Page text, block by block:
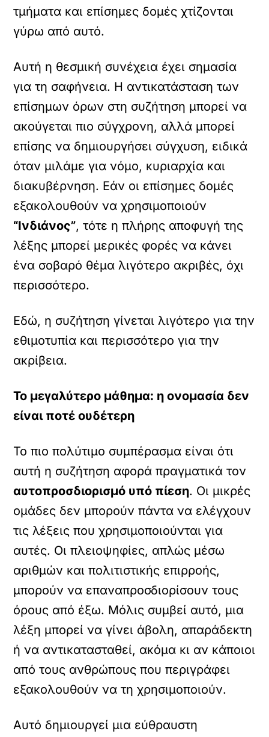
τμήματα και επίσημες δομές χτίζονται
γύρω από αυτό.
Αυτή η θεσμική συνέχεια έχει σημασία
για τη σαφήνεια. Η αντικατάσταση των
επίσημων όρων στη συζήτηση μπορεί να
ακούγεται πιο σύγχρονη, αλλά μπορεί
επίσης να δημιουργήσει σύγχυση, ειδικά
όταν μιλάμε για νόμο, κυριαρχία και
διακυβέρνηση. Εάν οι επίσημες δομές
εξακολουθούν να χρησιμοποιούν
“Ινδιάνος”, τότε η πλήρης αποφυγή της
λέξης μπορεί μερικές φορές να κάνει
ένα σοβαρό θέμα λιγότερο ακριβές, όχι
περισσότερο.
Εδώ, η συζήτηση γίνεται λιγότερο για την
εθιμοτυπία και περισσότερο για την
ακρίβεια.
Το μεγαλύτερο μάθημα: η ονομασία δεν
είναι ποτέ ουδέτερη
Το πιο πολύτιμο συμπέρασμα είναι ότι
αυτή η συζήτηση αφορά πραγματικά τον
αυτοπροσδιορισμό υπό πίεση. Οι μικρές
ομάδες δεν μπορούν πάντα να ελέγχουν
τις λέξεις που χρησιμοποιούνται για
αυτές. Οι πλειοψηφίες, απλώς μέσω
αριθμών και πολιτιστικής επιρροής,
μπορούν να επαναπροσδιορίσουν τους
όρους από έξω. Μόλις συμβεί αυτό, μια
λέξη μπορεί να γίνει άβολη, απαράδεκτη
ή να αντικατασταθεί, ακόμα κι αν κάποιοι
από τους ανθρώπους που περιγράφει
εξακολουθούν να τη χρησιμοποιούν.
Αυτό δημιουργεί μια εύθραυστη